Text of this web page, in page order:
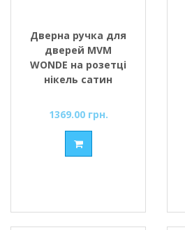
Дверна ручка для
дверей MVM
WONDE на розетці
нікель сатин
1369.00 грн.